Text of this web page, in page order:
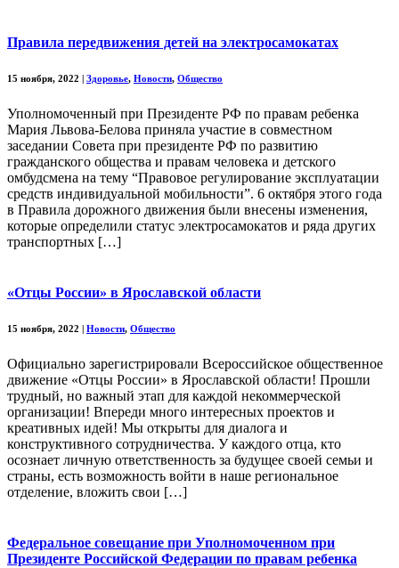
Правила передвижения детей на электросамокатах
15 ноября, 2022 | Здоровье, Новости, Общество
Уполномоченный при Президенте РФ по правам ребенка
Мария Львова-Белова приняла участие в совместном
заседании Совета при президенте РФ по развитию
гражданского общества и правам человека и детского
омбудсмена на тему “Правовое регулирование эксплуатации
средств индивидуальной мобильности”. 6 октября этого года
в Правила дорожного движения были внесены изменения,
которые определили статус электросамокатов и ряда других
транспортных […]
«Отцы России» в Ярославской области
15 ноября, 2022 | Новости, Общество
Официально зарегистрировали Всероссийское общественное
движение «Отцы России» в Ярославской области! Прошли
трудный, но важный этап для каждой некоммерческой
организации! Впереди много интересных проектов и
креативных идей! Мы открыты для диалога и
конструктивного сотрудничества. У каждого отца, кто
осознает личную ответственность за будущее своей семьи и
страны, есть возможность войти в наше региональное
отделение, вложить свои […]
Федеральное совещание при Уполномоченном при
Президенте Российской Федерации по правам ребенка